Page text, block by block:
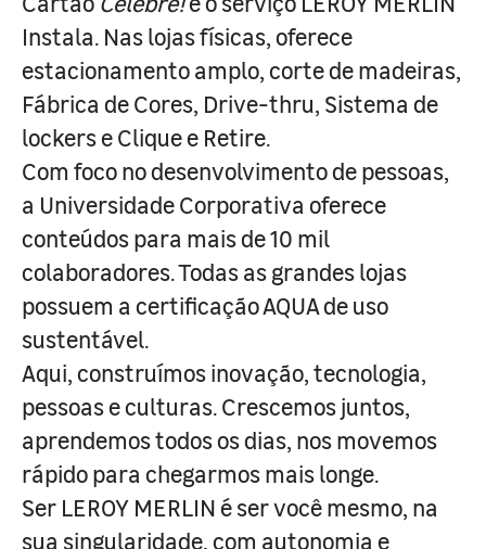
Instala. Nas lojas físicas, oferece
estacionamento amplo, corte de madeiras,
Fábrica de Cores, Drive-thru, Sistema de
lockers e Clique e Retire.
Com foco no desenvolvimento de pessoas,
a Universidade Corporativa oferece
conteúdos para mais de 10 mil
colaboradores. Todas as grandes lojas
possuem a certificação AQUA de uso
sustentável.
Aqui, construímos inovação, tecnologia,
pessoas e culturas. Crescemos juntos,
aprendemos todos os dias, nos movemos
rápido para chegarmos mais longe.
Ser LEROY MERLIN é ser você mesmo, na
sua singularidade, com autonomia e